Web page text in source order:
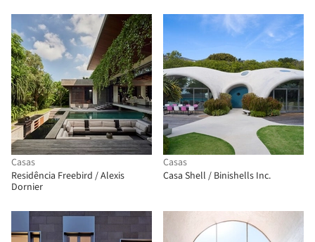
Casas
Residência Freebird / Alexis
Dornier
Casas
Casa Shell / Binishells Inc.